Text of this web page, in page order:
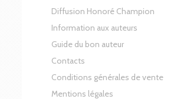
Diffusion Honoré Champion
Information aux auteurs
Guide du bon auteur
Contacts
Conditions générales de vente
Mentions légales